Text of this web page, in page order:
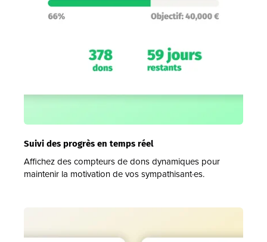
Suivi des progrès en temps réel
Affichez des compteurs de dons dynamiques pour
maintenir la motivation de vos sympathisant·es.